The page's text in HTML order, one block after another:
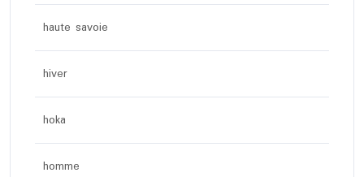
haute savoie
hiver
hoka
homme